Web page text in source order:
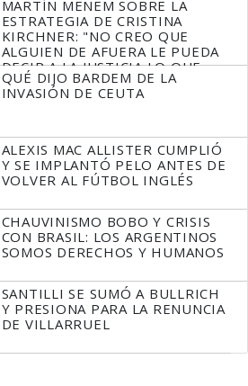
MARTÍN MENEM SOBRE LA
ESTRATEGIA DE CRISTINA
KIRCHNER: "NO CREO QUE
ALGUIEN DE AFUERA LE PUEDA
DECIR A LA JUSTICIA LO QUE
TIENE QUE HACER"
QUÉ DIJO BARDEM DE LA
INVASIÓN DE CEUTA
ALEXIS MAC ALLISTER CUMPLIÓ
Y SE IMPLANTÓ PELO ANTES DE
VOLVER AL FÚTBOL INGLÉS
CHAUVINISMO BOBO Y CRISIS
CON BRASIL: LOS ARGENTINOS
SOMOS DERECHOS Y HUMANOS
SANTILLI SE SUMÓ A BULLRICH
Y PRESIONA PARA LA RENUNCIA
DE VILLARRUEL